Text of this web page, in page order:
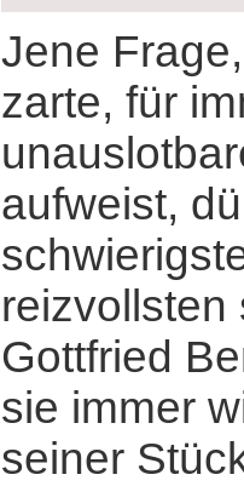
Jene
zarte, für
aufweist,
reizvollsten
Gottfried
sie immer
seiner